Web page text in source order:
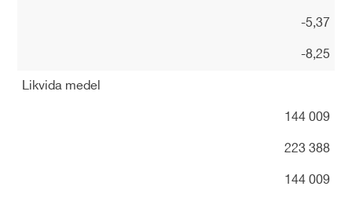
-5,37
-8,25
Likvida medel
144 009
223 388
144 009